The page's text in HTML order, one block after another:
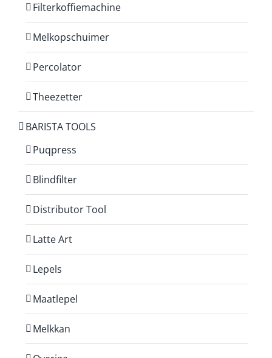
Filterkoffiemachine
Melkopschuimer
Percolator
Theezetter
BARISTA TOOLS
Puqpress
Blindfilter
Distributor Tool
Latte Art
Lepels
Maatlepel
Melkkan